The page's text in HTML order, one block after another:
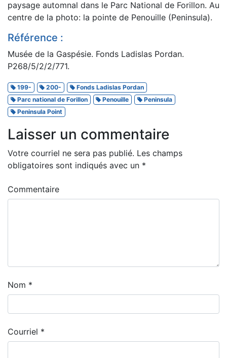
paysage automnal dans le Parc National de Forillon. Au
centre de la photo: la pointe de Penouille (Peninsula).
Référence :
Musée de la Gaspésie. Fonds Ladislas Pordan.
P268/5/2/2/771.
199- 200-
Fonds Ladislas Pordan
Parc national de Forillon
Penouille
Peninsula
Peninsula Point
Laisser un commentaire
Votre courriel ne sera pas publié. Les champs
obligatoires sont indiqués avec un *
Commentaire
Nom *
Courriel *